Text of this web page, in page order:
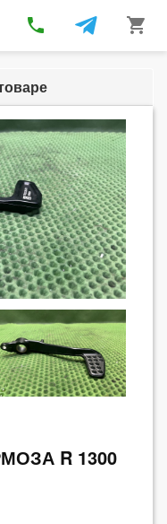
phone shopping_cart
R 1300